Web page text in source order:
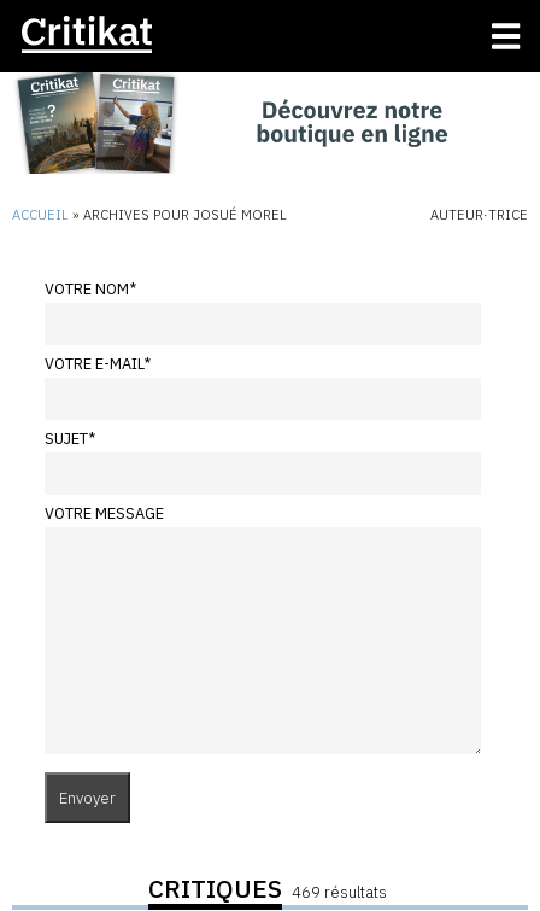
ACCUEIL » ARCHIVES POUR JOSUÉ MOREL AUTEUR·TRICE
VOTRE NOM*
VOTRE E-MAIL*
SUJET*
VOTRE MESSAGE
CRITIQUES 469 résultats